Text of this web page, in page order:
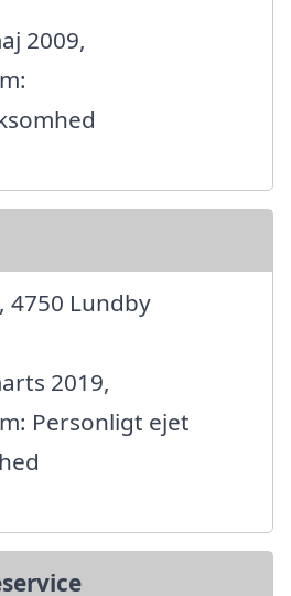
2009,
4750 Lundby
2019,
Personligt ejet